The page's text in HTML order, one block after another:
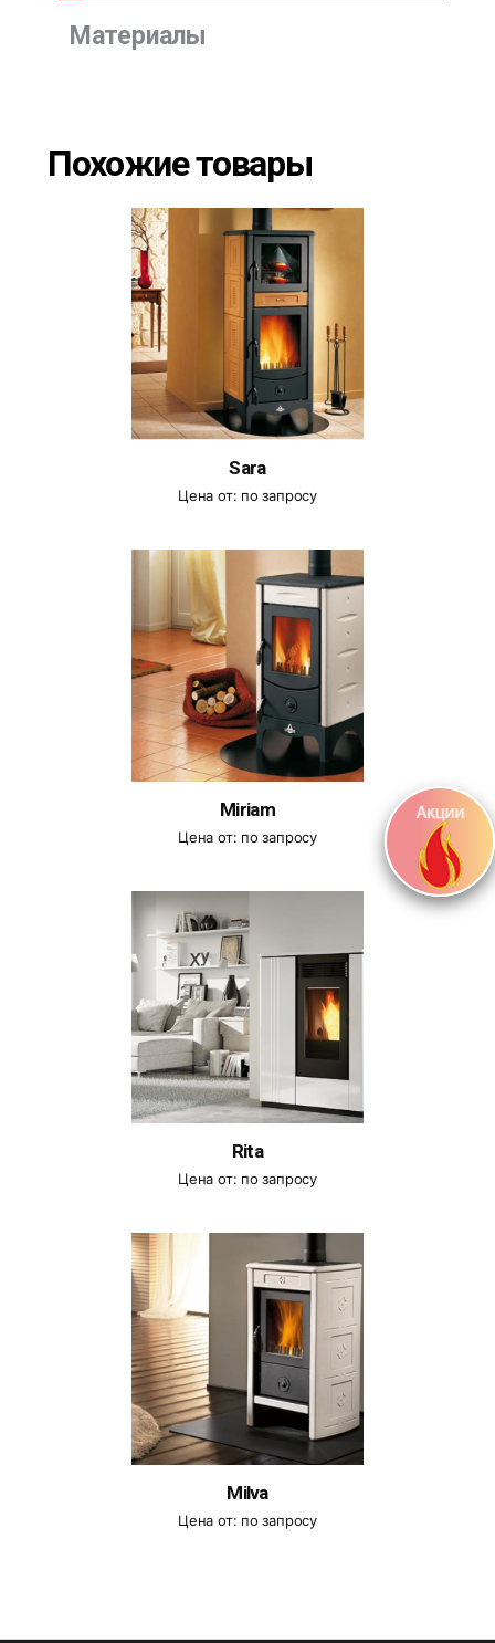
Материалы
Похожие товары
Sara
Цена от: по запросу
Miriam
Цена от: по запросу
Rita
Цена от: по запросу
Milva
Цена от: по запросу